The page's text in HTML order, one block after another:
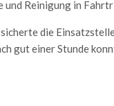
und Reinigung in
die
gut einer Stunde